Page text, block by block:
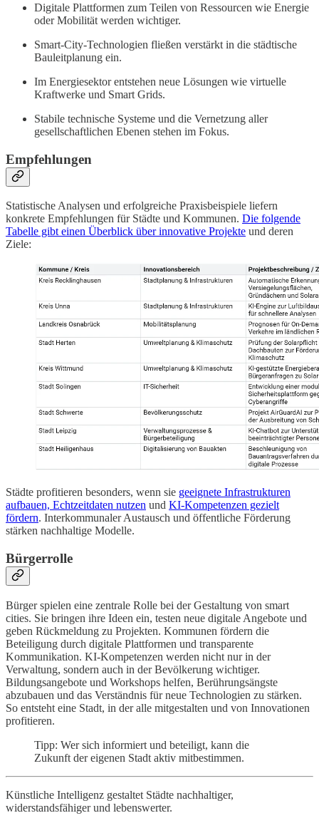
Digitale Plattformen zum Teilen von Ressourcen wie Energie
oder Mobilität werden wichtiger.
Smart-City-Technologien fließen verstärkt in die städtische
Bauleitplanung ein.
Im Energiesektor entstehen neue Lösungen wie virtuelle
Kraftwerke und Smart Grids.
Stabile technische Systeme und die Vernetzung aller
gesellschaftlichen Ebenen stehen im Fokus.
Empfehlungen
Statistische Analysen und erfolgreiche Praxisbeispiele liefern
konkrete Empfehlungen für Städte und Kommunen. Die folgende
Tabelle gibt einen Überblick über innovative Projekte und deren
Ziele:
Städte profitieren besonders, wenn sie geeignete Infrastrukturen
aufbauen, Echtzeitdaten nutzen und KI-Kompetenzen gezielt
fördern. Interkommunaler Austausch und öffentliche Förderung
stärken nachhaltige Modelle.
Bürgerrolle
Bürger spielen eine zentrale Rolle bei der Gestaltung von smart
cities. Sie bringen ihre Ideen ein, testen neue digitale Angebote und
geben Rückmeldung zu Projekten. Kommunen fördern die
Beteiligung durch digitale Plattformen und transparente
Kommunikation. KI-Kompetenzen werden nicht nur in der
Verwaltung, sondern auch in der Bevölkerung wichtiger.
Bildungsangebote und Workshops helfen, Berührungsängste
abzubauen und das Verständnis für neue Technologien zu stärken.
So entsteht eine Stadt, in der alle mitgestalten und von Innovationen
profitieren.
Tipp: Wer sich informiert und beteiligt, kann die
Zukunft der eigenen Stadt aktiv mitbestimmen.
Künstliche Intelligenz gestaltet Städte nachhaltiger,
widerstandsfähiger und lebenswerter.